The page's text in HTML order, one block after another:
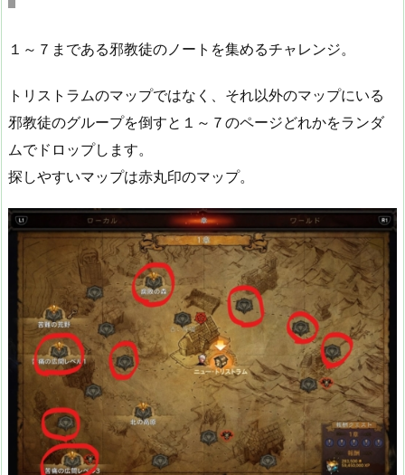
１～７まである邪教徒のノートを集めるチャレンジ。
トリストラムのマップではなく、それ以外のマップにいる
邪教徒のグループを倒すと１～７のページどれかをランダ
ムでドロップします。
探しやすいマップは赤丸印のマップ。